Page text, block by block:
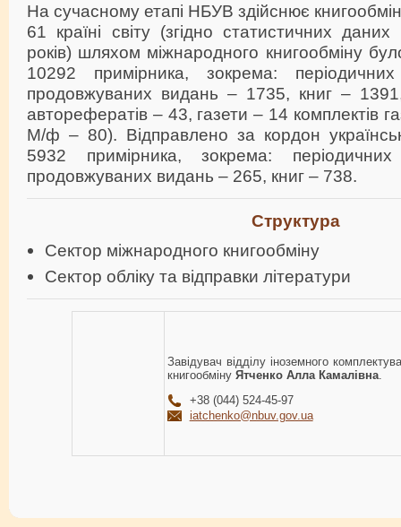
На сучасному етапі НБУВ здійснює
61 країні світу (згідно статистичних
років) шляхом міжнародного книгообміну
10292 примірника, зокрема:
продовжуваних видань – 1735, книг –
авторефератів – 43, газети – 14 комплектів
М/ф – 80). Відправлено за кордон
5932 примірника, зокрема:
продовжуваних видань – 265, книг – 738.
Структура
Сектор міжнародного книгообміну
Сектор обліку та відправки літератури
Завідувач відділу іноземного
книгообміну Ятченко Алла Камалівна.
+38 (044) 524-45-97
iatchenko@nbuv.gov.ua